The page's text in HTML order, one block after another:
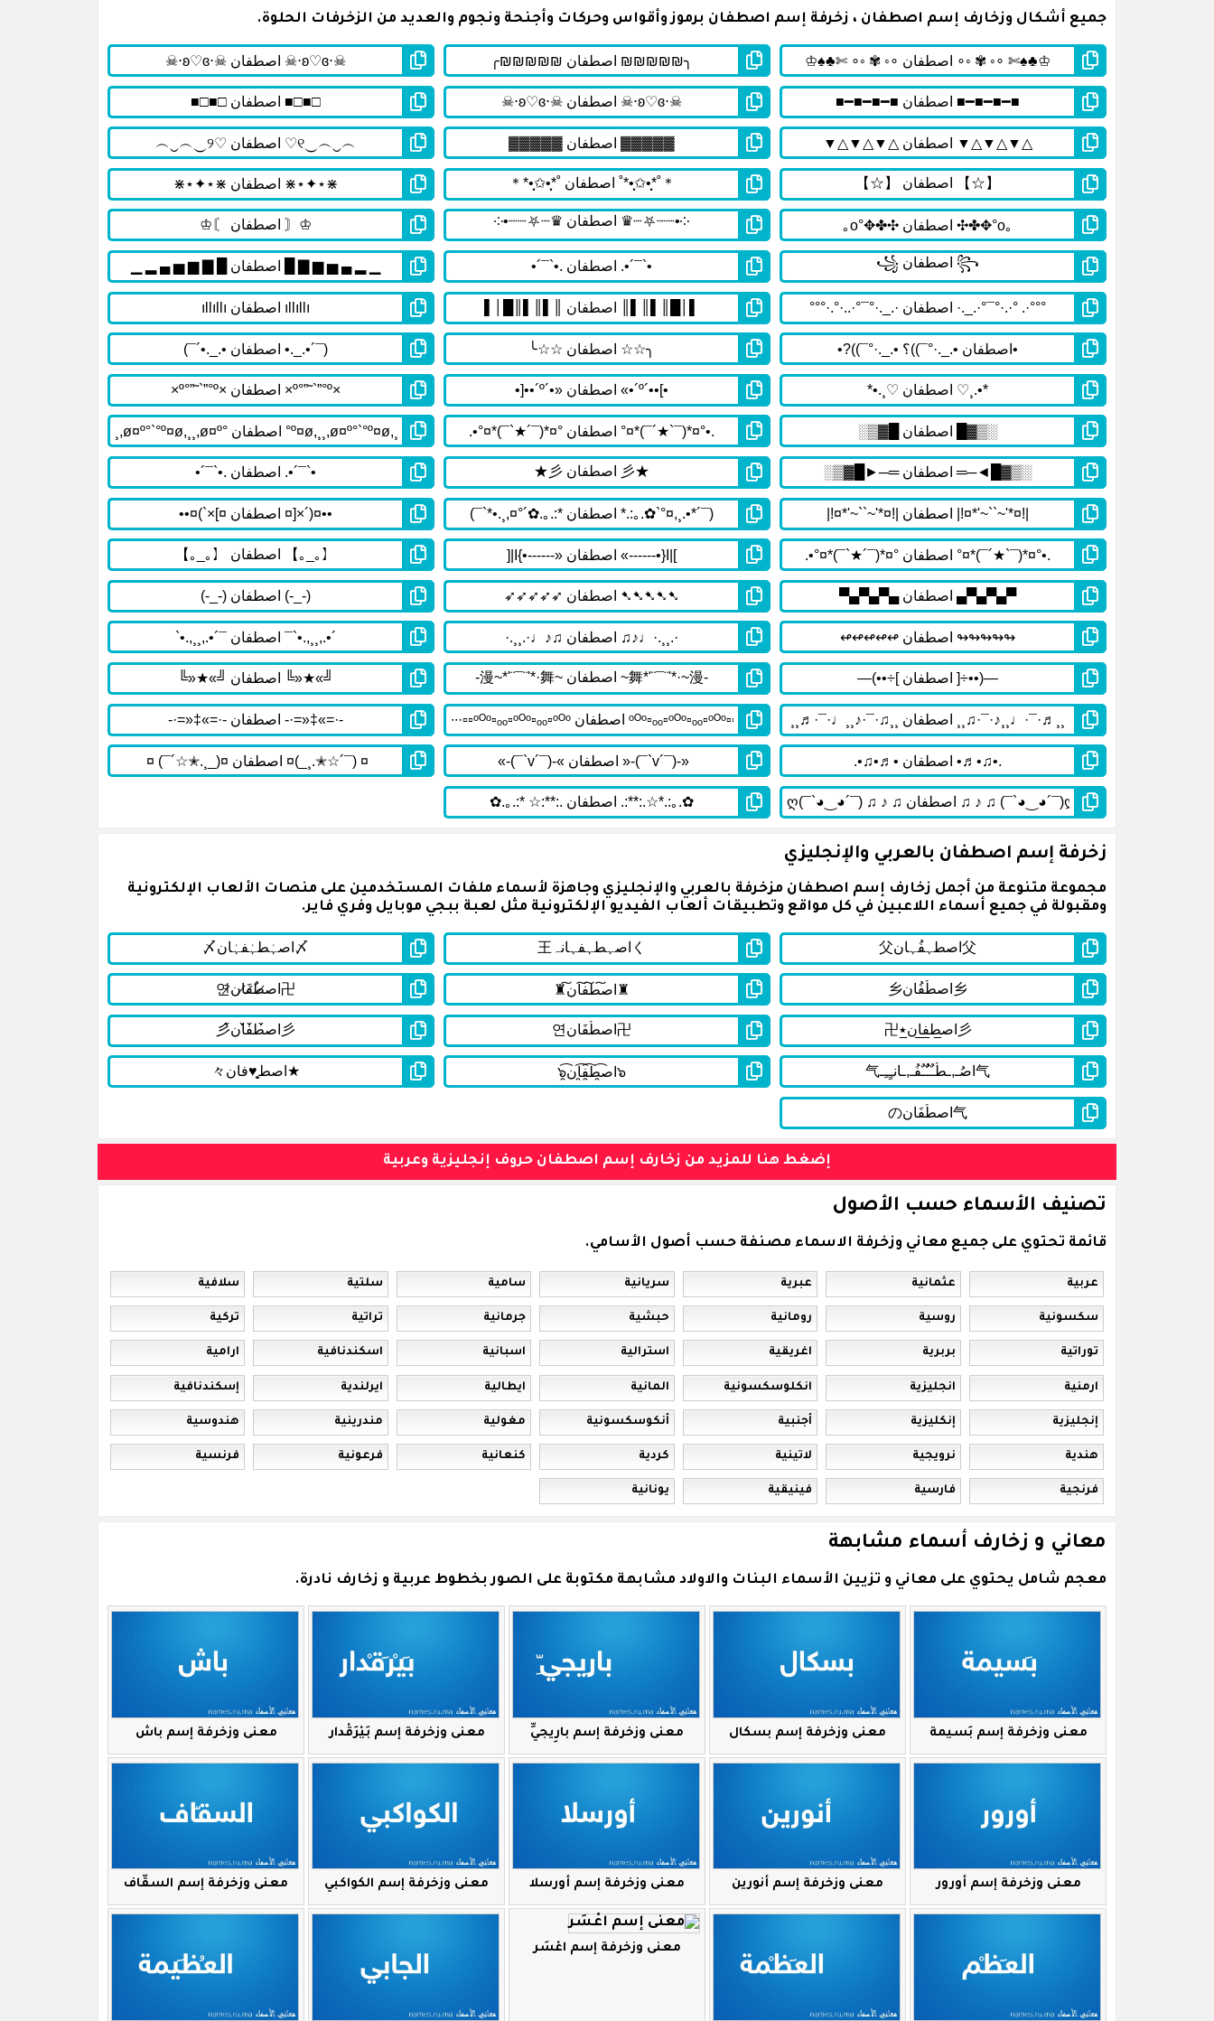
جميع أشكال وزخارف إسم اصطفان ، زخرفة إسم اصطفان برموز وأقواس وحركات وأجنحة ونجوم والعديد من الزخرفات الحلوة.
زخرفة إسم اصطفان بالعربي والإنجليزي
مجموعة متنوعة من أجمل زخارف إسم اصطفان مزخرفة بالعربي والإنجليزي وجاهزة لأسماء ملفات المستخدمين على منصات الألعاب الإلكترونية
ومقبولة في جميع أسماء اللاعبين في كل مواقع وتطبيقات ألعاب الفيديو الإلكترونية مثل لعبة ببجي موبايل وفري فاير.
إضغط هنا للمزيد من زخارف إسم اصطفان حروف إنجليزية وعربية
تصنيف الأسماء حسب الأصول
قائمة تحتوي على جميع معاني وزخرفة الاسماء مصنفة حسب أصول الأسامي.
عربية عثمانية عبرية سريانية سامية سلتية سلافية
سكسونية روسية رومانية حبشية جرمانية تراتية تركية
توراتية بربرية اغريقية استرالية اسبانية اسكندنافية ارامية
ارمنية انجليزية انكلوسكسونية المانية ايطالية ايرلندية إسكندنافية
إنجليزية إنكليزية أجنبية أنكوسكسونية مغولية مندرينية هندوسية
هندية نرويجية لاتينية كردية كنعانية فرعونية فرنسية
فرنجية فارسية فينيقية يونانية
معاني و زخارف أسماء مشابهة
معجم شامل يحتوي على معاني و تزيين الأسماء البنات والاولاد مشابهة مكتوبة على الصور بخطوط عربية و زخارف نادرة.
معنى وزخرفة إسم بَسيمة معنى وزخرفة إسم بسكال معنى وزخرفة إسم بارِيجيِّ معنى وزخرفة إسم بَيْرَقْدار معنى وزخرفة إسم باش
معنى وزخرفة إسم أورور معنى وزخرفة إسم أنورين معنى وزخرفة إسم أورسلا معنى وزخرفة إسم الكواكبي معنى وزخرفة إسم السقّاف
معنى وزخرفة إسم اعْسَر